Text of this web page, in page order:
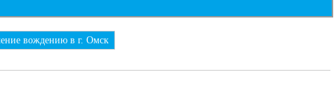
вождению в г. Омск